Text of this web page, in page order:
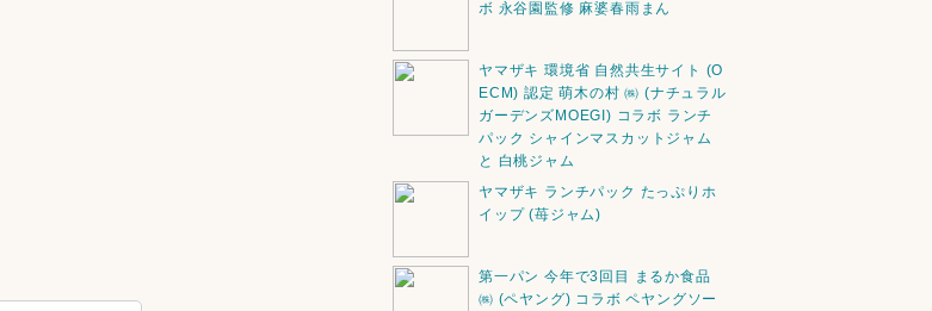
ボ 永谷園監修 麻婆春雨まん
ヤマザキ 環境省 自然共生サイト (O
ECM) 認定 萌木の村 ㈱ (ナチュラル
ガーデンズMOEGI) コラボ ランチ
パック シャインマスカットジャム
と 白桃ジャム
ヤマザキ ランチパック たっぷりホ
イップ (苺ジャム)
第一パン 今年で3回目 まるか食品
㈱ (ペヤング) コラボ ペヤングソー